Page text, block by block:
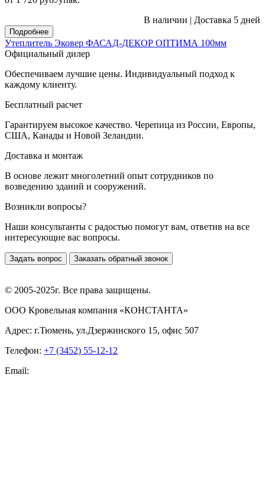
В наличии | Доставка 5 дней
Подробнее
Утеплитель Эковер ФАСАД-ДЕКОР ОПТИМА 100мм
Официальный дилер
Обеспечиваем лучшие цены. Индивидуальный подход к
каждому клиенту.
Бесплатный расчет
Гарантируем высокое качество. Черепица из России, Европы,
США, Канады и Новой Зеландии.
Доставка и монтаж
В основе лежит многолетний опыт сотрудников по
возведению зданий и сооружений.
Возникли вопросы?
Наши консультанты с радостью помогут вам, ответив на все
интересующие вас вопросы.
Задать вопрос Заказать обратный звонок
© 2005-2025г. Все права защищены.
ООО Кровельная компания «КОНСТАНТА»
Адрес: г.Тюмень, ул.Дзержинского 15, офис 507
Телефон: +7 (3452) 55-12-12
Email: